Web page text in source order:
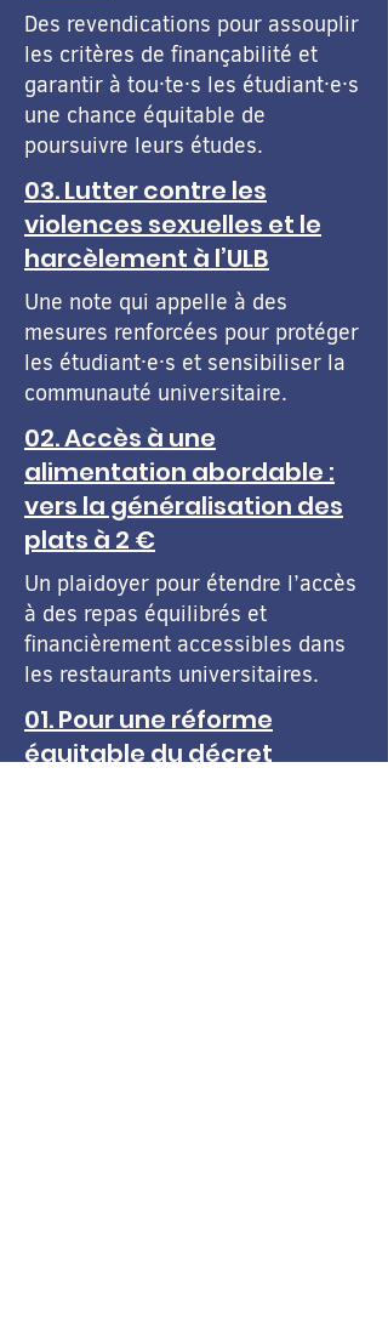
Des revendications pour assouplir
les critères de finançabilité et
garantir à tou·te·s les étudiant·e·s
une chance équitable de
poursuivre leurs études.
03. Lutter contre les
violences sexuelles et le
harcèlement à l’ULB
Une note qui appelle à des
mesures renforcées pour protéger
les étudiant·e·s et sensibiliser la
communauté universitaire.
02. Accès à une
alimentation abordable :
vers la généralisation des
plats à 2 €
Un plaidoyer pour étendre l’accès
à des repas équilibrés et
financièrement accessibles dans
les restaurants universitaires.
01. Pour une réforme
équitable du décret